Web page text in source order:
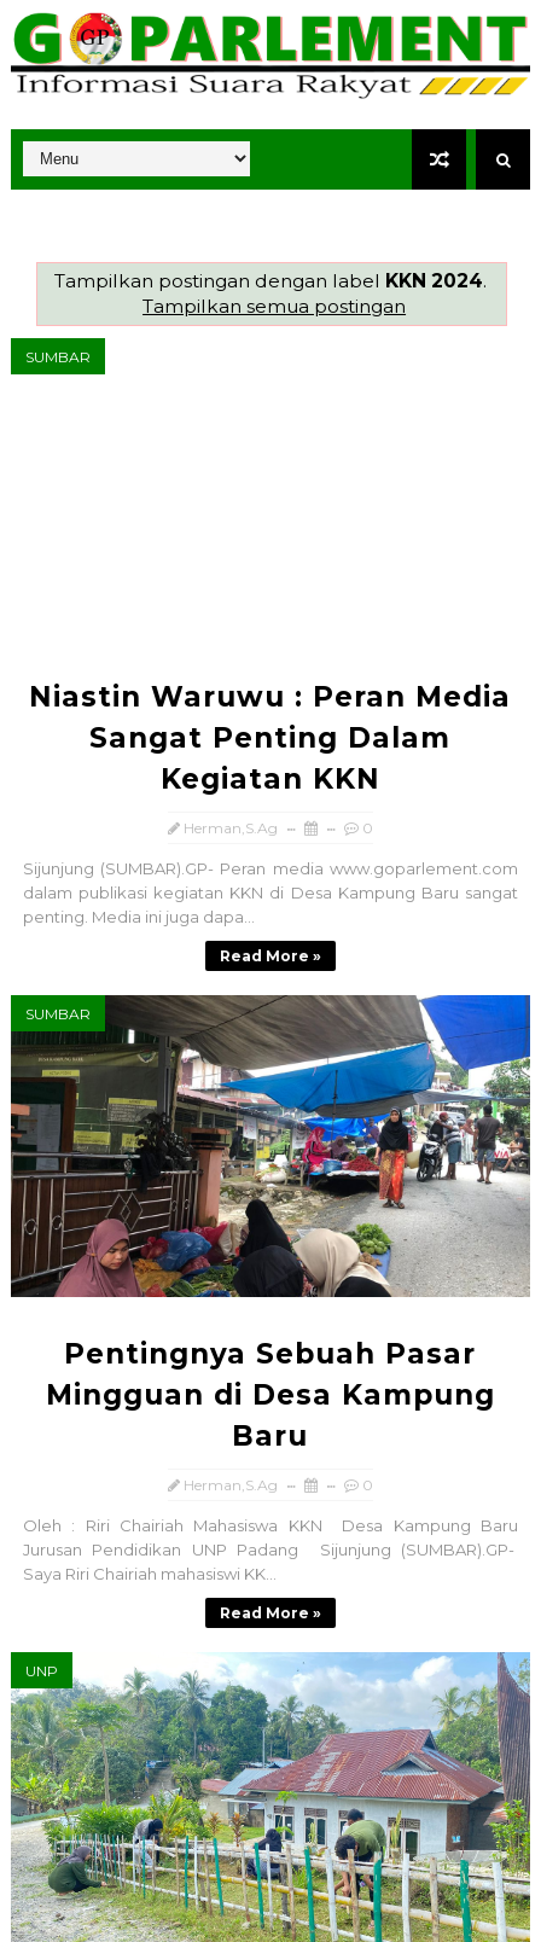
Tampilkan postingan dengan label KKN 2024.
Tampilkan semua postingan
SUMBAR
Niastin Waruwu : Peran Media
Sangat Penting Dalam
Kegiatan KKN
Herman,S.Ag 0
Sijunjung (SUMBAR).GP- Peran media www.goparlement.com
dalam publikasi kegiatan KKN di Desa Kampung Baru sangat
penting. Media ini juga dapa...
Read More »
SUMBAR
Pentingnya Sebuah Pasar
Mingguan di Desa Kampung
Baru
Herman,S.Ag 0
Oleh : Riri Chairiah Mahasiswa KKN Desa Kampung Baru
Jurusan Pendidikan UNP Padang Sijunjung (SUMBAR).GP-
Saya Riri Chairiah mahasiswi KK...
Read More »
UNP